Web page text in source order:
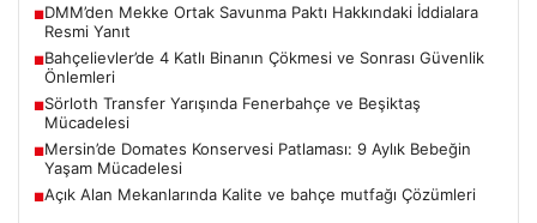
■DMM’den Mekke Ortak Savunma Paktı Hakkındaki İddialara
Resmi Yanıt
■Bahçelievler’de 4 Katlı Binanın Çökmesi ve Sonrası Güvenlik
Önlemleri
■Sörloth Transfer Yarışında Fenerbahçe ve Beşiktaş
Mücadelesi
■Mersin’de Domates Konservesi Patlaması: 9 Aylık Bebeğin
Yaşam Mücadelesi
■Açık Alan Mekanlarında Kalite ve bahçe mutfağı Çözümleri